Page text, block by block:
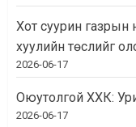
Хот суурин газрын
хуулийн төслийг
2026-06-17
Оюутолгой ХХК:
2026-06-17